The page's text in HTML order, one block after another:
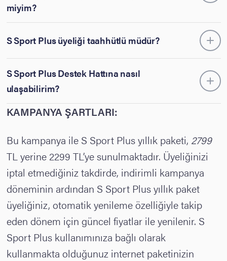
miyim?
S Sport Plus üyeliği taahhütlü müdür?
S Sport Plus Destek Hattına nasıl
ulaşabilirim?
KAMPANYA ŞARTLARI:
Bu kampanya ile S Sport Plus yıllık paketi, 2799
TL yerine 2299 TL’ye sunulmaktadır. Üyeliğinizi
iptal etmediğiniz takdirde, indirimli kampanya
döneminin ardından S Sport Plus yıllık paket
üyeliğiniz, otomatik yenileme özelliğiyle takip
eden dönem için güncel fiyatlar ile yenilenir. S
Sport Plus kullanımınıza bağlı olarak
kullanmakta olduğunuz internet paketinizin